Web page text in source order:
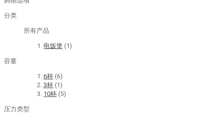
分类
所有产品
电饭煲 (1)
容量
6杯 (6)
3杯 (1)
10杯 (5)
压力类型